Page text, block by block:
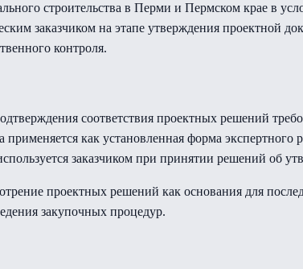
строительства в Перми и Пермском крае в
заказчиком на этапе утверждения проектной
контроля.
соответствия проектных решений
как установленная форма экспертного
заказчиком при принятии решений об
проектных решений как основания для
закупочных процедур.